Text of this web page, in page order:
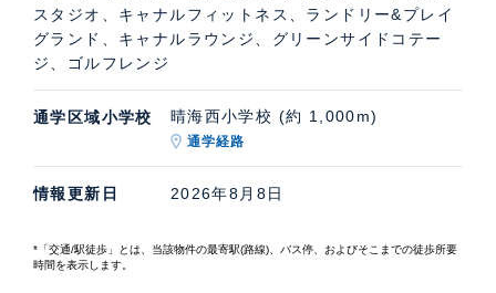
共用部紹介動画
スタジオ、キャナルフィットネス、ランドリー&プレイ
グランド、キャナルラウンジ、グリーンサイドコテー
ジ、ゴルフレンジ
通学区域小学校 晴海西小学校 (約 1,000m)
通学経路
情報更新日 2026年8月8日
*「交通/駅徒歩」とは、当該物件の最寄駅(路線)、バス停、およびそこまでの徒歩所要
時間を表示します。